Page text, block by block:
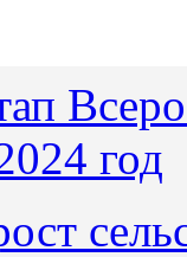
год